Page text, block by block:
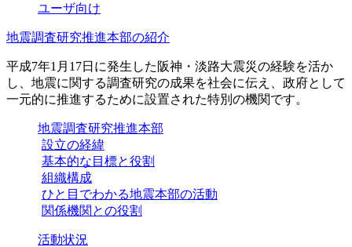
ユーザ向け
地震調査研究推進本部の紹介
平成7年1月17日に発生した阪神・淡路大震災の経験を活か
し、地震に関する調査研究の成果を社会に伝え、政府として
一元的に推進するために設置された特別の機関です。
地震調査研究推進本部
設立の経緯
基本的な目標と役割
組織構成
ひと目でわかる地震本部の活動
関係機関との役割
活動状況